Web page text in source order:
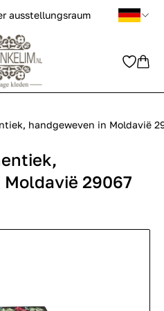
ausstellungsraum
handgeweven in Moldavië
29067